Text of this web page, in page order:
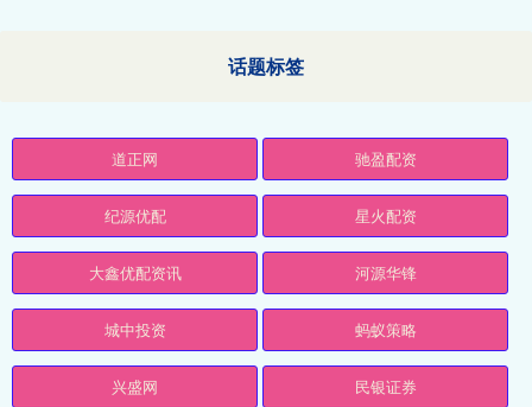
话题标签
道正网 驰盈配资
纪源优配 星火配资
大鑫优配资讯 河源华锋
城中投资 蚂蚁策略
兴盛网 民银证券